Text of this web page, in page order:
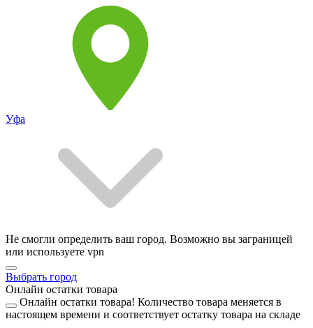
Уфа
Не смогли определить ваш город. Возможно вы заграницей
или используете vpn
Выбрать город
Онлайн остатки товара
Онлайн остатки товара! Количество товара меняется в
настоящем времени и соответствует остатку товара на складе